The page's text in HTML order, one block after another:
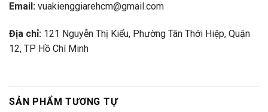
Email: vuakienggiarehcm@gmail.com
Địa chỉ: 121 Nguyễn Thị Kiểu, Phường Tân Thới Hiệp, Quận
12, TP Hồ Chí Minh
SẢN PHẨM TƯƠNG TỰ